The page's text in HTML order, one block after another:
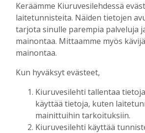
Tilaajille
Aku Laatikainen 7.8.2026
Kuorevirran
kaikille avoin
Aku Laatikainen
KiuPan 11-vuotiaille
Cupista ylivoimaisen
Tilaajille
Aku Laatikainen 3.8.2026
Keräämme Kiuruvesilehdessä
laitetunnisteita. Näiden tietojen
tarjota sinulle parempia palveluja
mainontaa. Mittaamme myös
mainontaa.
Kun hyväksyt evästeet,
Kiuruvesilehti tallentaa
käyttää tietoja, kuten
mainittuihin tarkoituksiin.
Kiuruvesilehti käyttää